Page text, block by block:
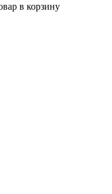
в корзину